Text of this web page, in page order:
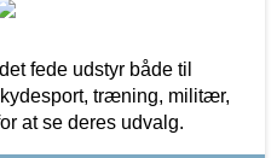
fede udstyr både til
træning, militær,
at se deres udvalg.